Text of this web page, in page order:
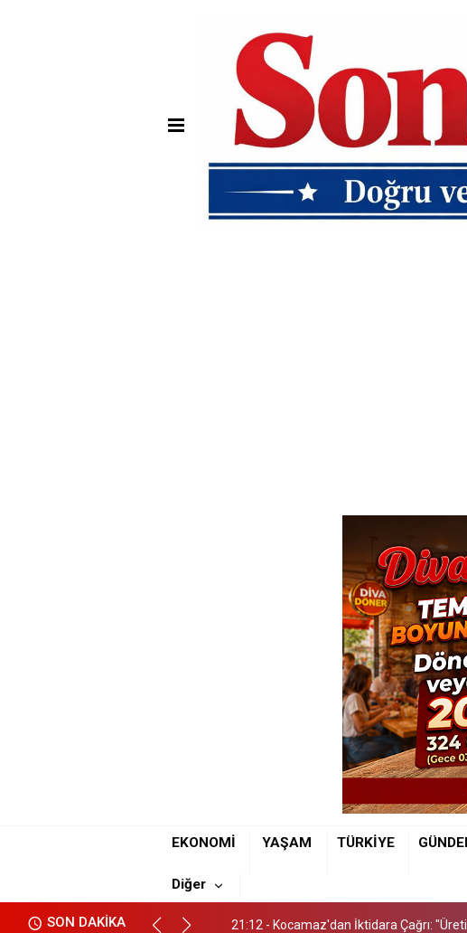
EKONOMİ YAŞAM TÜRKİYE
Diğer
SON DAKİKA
17:18 - Tarsus'ta bir kişi Evinde Ölü
21:12 - Kocamaz'dan İktidara Çağrı:
21:12 - Kocamaz'dan İktidara Çağrı: